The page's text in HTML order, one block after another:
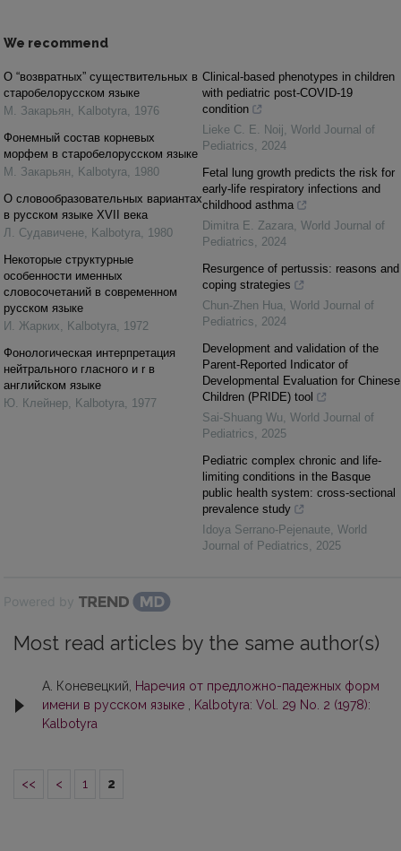
We recommend
О “возвратных” существительных в
старобелорусском языке
М. Закарьян, Kalbotyra, 1976
Фонемный состав корневых
морфем в старобелорусском языке
М. Закарьян, Kalbotyra, 1980
О словообразовательных вариантах
в русском языке XVII века
Л. Cудавичене, Kalbotyra, 1980
Некоторые структурные
особенности именных
словосочетаний в современном
русском языке
И. Жарких, Kalbotyra, 1972
Фонологическая интерпретация
нейтрального гласного и r в
английском языке
Ю. Клейнер, Kalbotyra, 1977
Clinical-based phenotypes in children
with pediatric post-COVID-19
condition
Lieke C. E. Noij, World Journal of
Pediatrics, 2024
Fetal lung growth predicts the risk for
early-life respiratory infections and
childhood asthma
Dimitra E. Zazara, World Journal of
Pediatrics, 2024
Resurgence of pertussis: reasons and
coping strategies
Chun-Zhen Hua, World Journal of
Pediatrics, 2024
Development and validation of the
Parent-Reported Indicator of
Developmental Evaluation for Chinese
Children (PRIDE) tool
Sai-Shuang Wu, World Journal of
Pediatrics, 2025
Pediatric complex chronic and life-
limiting conditions in the Basque
public health system: cross-sectional
prevalence study
Idoya Serrano-Pejenaute, World
Journal of Pediatrics, 2025
Powered by
Most read articles by the same author(s)
А. Коневецкий,
Наречия от предложно-падежных форм
имени в русском языке
Kalbotyra: Vol. 29 No. 2 (1978):
Kalbotyra
<< < 1 2